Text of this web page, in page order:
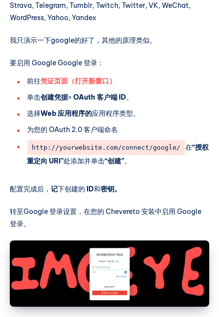
Strava, Telegram, Tumblr, Twitch, Twitter, VK, WeChat,
WordPress, Yahoo, Yandex
我只演示一下google的好了，其他的原理类似。
要启用 Google Google 登录：
前往凭证页面（打开新窗口）
单击创建凭据> OAuth 客户端 ID。
选择Web 应用程序的应用程序类型。
为您的 OAuth 2.0 客户端命名
http://yourwebsite.com/connect/google/ 在“授权
重定向 URI”处添加并单击“创建”。
配置完成后， 记下创建的 ID和密钥。
转至Google 登录设置，在您的 Chevereto 安装中启用 Google
登录。